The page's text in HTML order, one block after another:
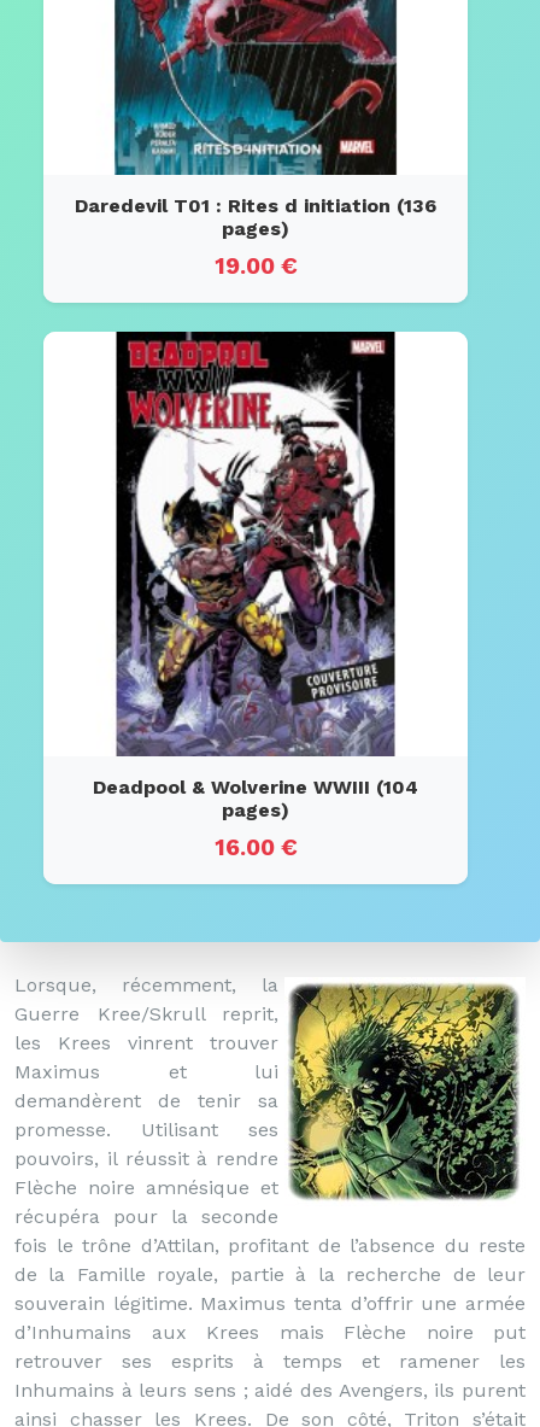
Daredevil T01 : Rites d initiation (136
pages)
19.00 €
Deadpool & Wolverine WWIII (104
pages)
16.00 €
Lorsque, récemment, la
Guerre Kree/Skrull reprit,
les Krees vinrent trouver
Maximus et lui
demandèrent de tenir sa
promesse. Utilisant ses
pouvoirs, il réussit à rendre
Flèche noire amnésique et
récupéra pour la seconde
fois le trône d’Attilan, profitant de l’absence du reste
de la Famille royale, partie à la recherche de leur
souverain légitime. Maximus tenta d’offrir une armée
d’Inhumains aux Krees mais Flèche noire put
retrouver ses esprits à temps et ramener les
Inhumains à leurs sens ; aidé des Avengers, ils purent
ainsi chasser les Krees. De son côté, Triton s’était